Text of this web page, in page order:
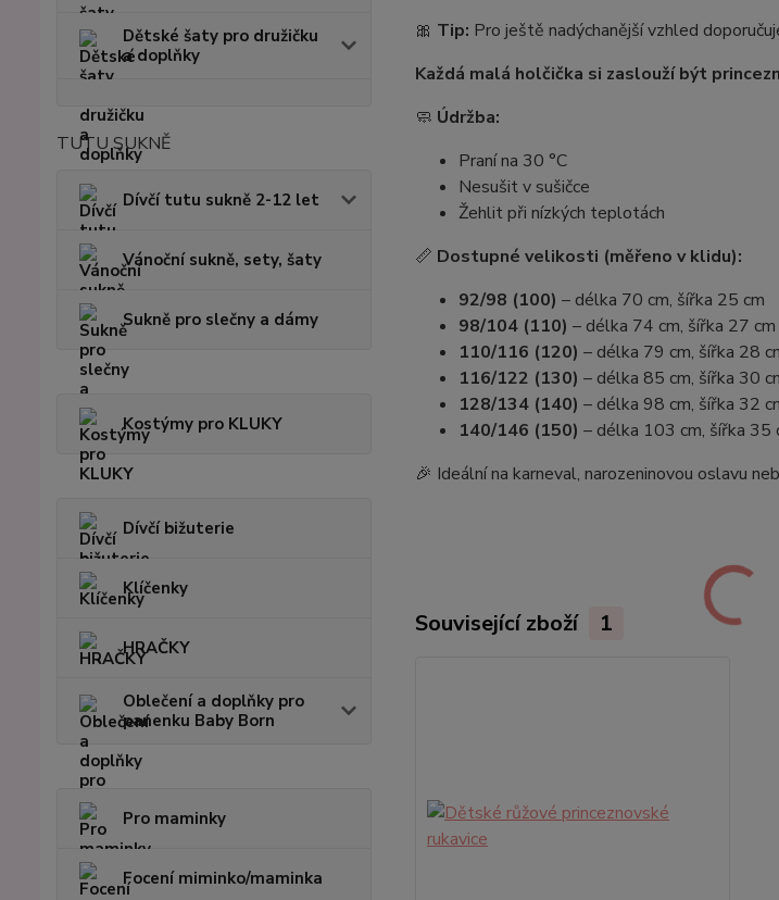
Dětské šaty pro družičku
a doplňky
TUTU SUKNĚ
Dívčí tutu sukně 2-12 let
Vánoční sukně, sety, šaty
Sukně pro slečny a dámy
Kostýmy pro KLUKY
Dívčí bižuterie
Klíčenky
HRAČKY
Oblečení a doplňky pro
panenku Baby Born
Pro maminky
Focení miminko/maminka
🎀 Tip: Pro ještě nadýchanější vzhled
Každá malá holčička si zaslouží být
🧼 Údržba:
Praní na 30 °C
Nesušit v sušičce
Žehlit při nízkých teplotách
📏 Dostupné velikosti (měřeno v klidu):
92/98 (100) – délka 70 cm, šířka 25 cm
98/104 (110) – délka 74 cm, šířka 27 cm
110/116 (120) – délka 79 cm, šířka 28
116/122 (130) – délka 85 cm, šířka 30
128/134 (140) – délka 98 cm, šířka 32
140/146 (150) – délka 103 cm, šířka 35
🎉 Ideální na karneval, narozeninovou oslavu
Související zboží 1